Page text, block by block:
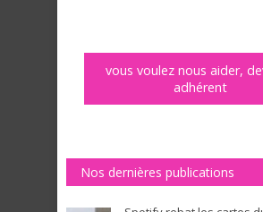
vous voulez nous aider,
adhérent
Nos dernières publications